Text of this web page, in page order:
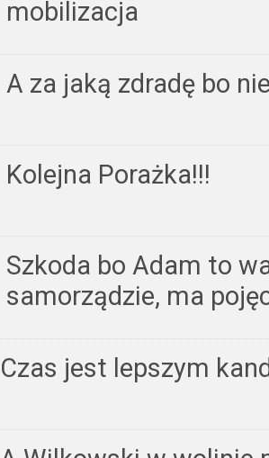
mobilizacja
A za jaką zdradę bo
Kolejna Porażka!!!
Szkoda bo Adam to
samorządzie, ma
Czas jest lepszym